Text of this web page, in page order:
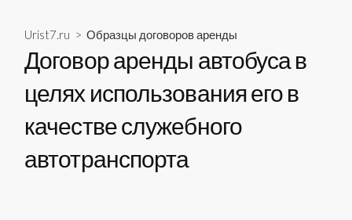
Urist7.ru > Образцы договоров аренды
Договор аренды автобуса в
целях использования его в
качестве служебного
автотранспорта